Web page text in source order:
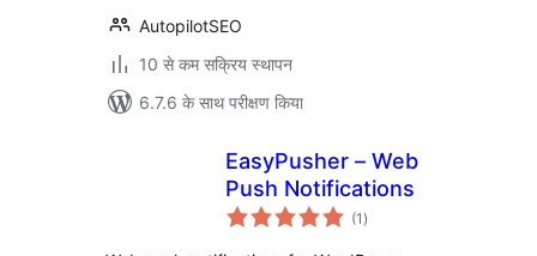
AutopilotSEO
10 से कम सक्रिय स्थापन
6.7.6 के साथ परीक्षण किया
EasyPusher – Web
Push Notifications
(1 कुल
दर)